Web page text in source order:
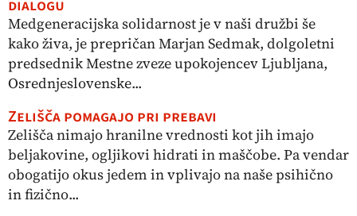
dialogu
Medgeneracijska solidarnost je v naši družbi še
kako živa, je prepričan Marjan Sedmak, dolgoletni
predsednik Mestne zveze upokojencev Ljubljana,
Osrednjeslovenske...
Zelišča pomagajo pri prebavi
Zelišča nimajo hranilne vrednosti kot jih imajo
beljakovine, ogljikovi hidrati in maščobe. Pa vendar
obogatijo okus jedem in vplivajo na naše psihično
in fizično...